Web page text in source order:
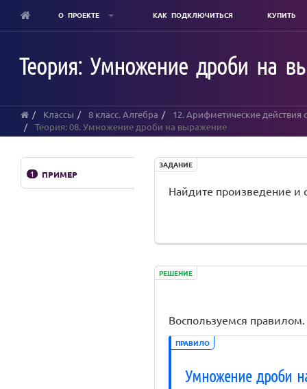
content
О ПРОЕКТЕ КАК ПОДКЛЮЧИТЬСЯ КУПИТЬ
Теория: Умножение дроби на
Классы 8 класс. Алгебра
12. Арифметические
Теория: 08. Умножение дроби на выражение
1 ПРИМЕР
ЗАДАНИЕ
Найдите произведение и
РЕШЕНИЕ
Воспользуемся правилом.
ПРАВИЛО
Умножение дроби